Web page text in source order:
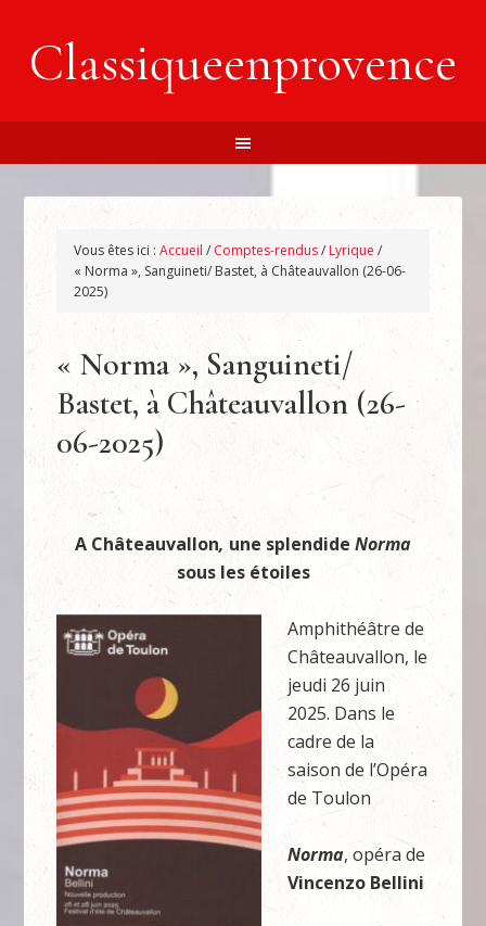
Classiqueenprovence
Vous êtes ici :Accueil / Comptes-rendus/ Lyrique /
« Norma », Sanguineti/ Bastet, à Châteauvallon (26-06-
2025)
« Norma », Sanguineti/
Bastet, à Châteauvallon (26-
06-2025)
A Châteauvallon, une splendide Norma
sous les étoiles
Amphithéâtre de
Châteauvallon, le
jeudi 26 juin
2025. Dans le
cadre de la
saison de l’Opéra
de Toulon
Norma, opéra de
Vincenzo Bellini